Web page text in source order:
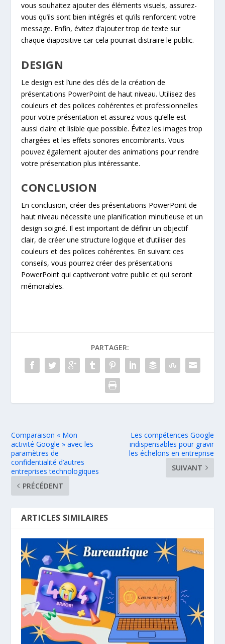
vous souhaitez ajouter des éléments visuels, assurez-
vous qu’ils sont bien intégrés et qu’ils renforcent votre
message. Enfin, évitez d’ajouter trop de texte sur
chaque diapositive car cela pourrait distraire le public.
DESIGN
Le design est l’une des clés de la création de
présentations PowerPoint de haut niveau. Utilisez des
couleurs et des polices cohérentes et professionnelles
pour votre présentation et assurez-vous qu’elle est
aussi claire et lisible que possible. Évitez les images trop
chargées et les effets sonores encombrants. Vous
pouvez également ajouter des animations pour rendre
votre présentation plus intéressante.
CONCLUSION
En conclusion, créer des présentations PowerPoint de
haut niveau nécessite une planification minutieuse et un
design soigné. Il est important de définir un objectif
clair, de créer une structure logique et d’utiliser des
couleurs et des polices cohérentes. En suivant ces
conseils, vous pourrez créer des présentations
PowerPoint qui captiveront votre public et qui seront
mémorables.
PARTAGER:
Comparaison « Mon
activité Google » avec les
paramètres de
confidentialité d’autres
entreprises technologiques
PRÉCÉDENT
Les compétences Google
indispensables pour gravir
les échelons en entreprise
SUIVANT
ARTICLES SIMILAIRES